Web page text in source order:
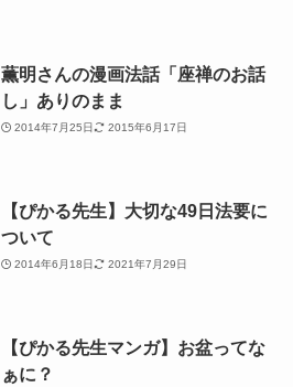
薫明さんの漫画法話「座禅のお話
し」ありのまま
2014年7月25日 2015年6月17日
【ぴかる先生】大切な49日法要に
ついて
2014年6月18日 2021年7月29日
【ぴかる先生マンガ】お盆ってな
ぁに？